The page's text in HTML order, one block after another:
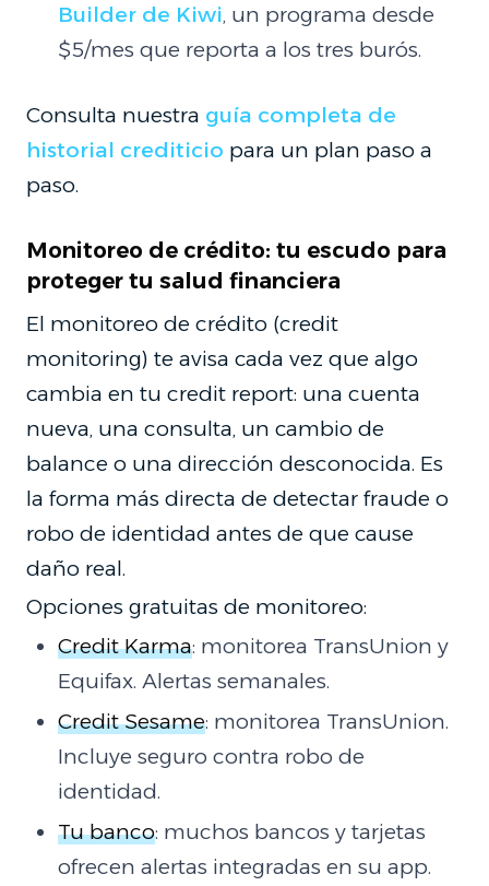
Builder de Kiwi, un programa desde
$5/mes que reporta a los tres burós.
Consulta nuestra guía completa de
historial crediticio para un plan paso a
paso.
Monitoreo de crédito: tu escudo para
proteger tu salud financiera
El monitoreo de crédito (credit
monitoring) te avisa cada vez que algo
cambia en tu credit report: una cuenta
nueva, una consulta, un cambio de
balance o una dirección desconocida. Es
la forma más directa de detectar fraude o
robo de identidad antes de que cause
daño real.
Opciones gratuitas de monitoreo:
Credit Karma: monitorea TransUnion y
Equifax. Alertas semanales.
Credit Sesame: monitorea TransUnion.
Incluye seguro contra robo de
identidad.
Tu banco: muchos bancos y tarjetas
ofrecen alertas integradas en su app.